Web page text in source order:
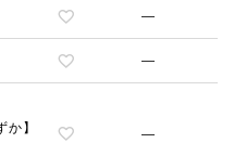
—
—
】
—